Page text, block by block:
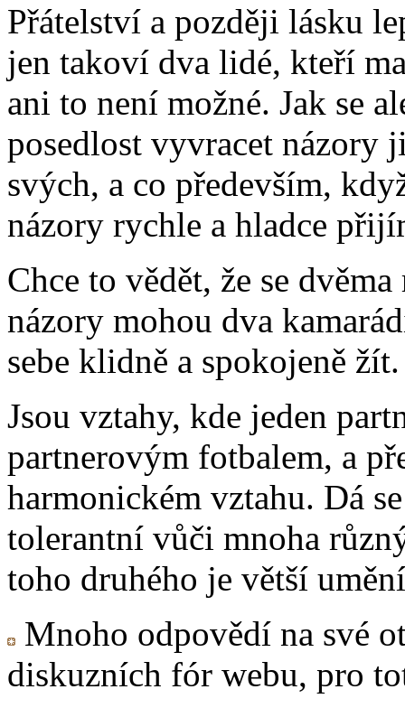
Přátelství a později lásku
jen takoví dva lidé, kteří
ani to není možné. Jak se
posedlost vyvracet názory
svých, a co především,
názory rychle a hladce
Chce to vědět, že se
názory mohou dva
sebe klidně a spokojeně žít.
Jsou vztahy, kde jeden
partnerovým fotbalem, a
harmonickém vztahu. Dá
tolerantní vůči mnoha
toho druhého je větší
Mnoho odpovědí na své
diskuzních fór webu, pro